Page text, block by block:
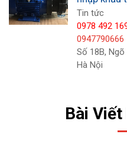
Tin tức
0978 492
0947790666
Số 18B,
Hà Nội
Bài Viết